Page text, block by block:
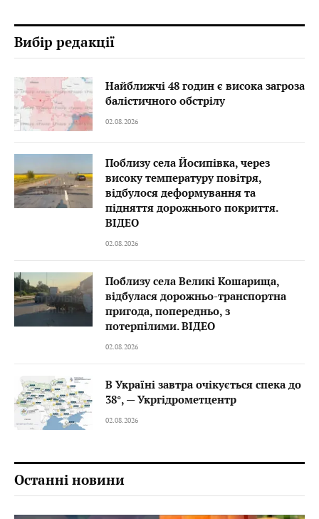
Вибір редакції
Найближчі 48 годин є висока загроза
балістичного обстрілу
02.08.2026
Поблизу села Йосипівка, через
високу температуру повітря,
відбулося деформування та
підняття дорожнього покриття.
ВІДЕО
02.08.2026
Поблизу села Великі Кошарища,
відбулася дорожньо-транспортна
пригода, попередньо, з
потерпілими. ВІДЕО
02.08.2026
В Україні завтра очікується спека до
38°, — Укргідрометцентр
02.08.2026
Останні новини